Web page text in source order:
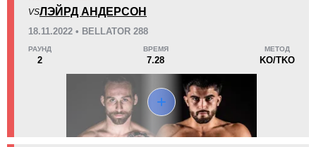
KO/TKO
1(33%)
1
6:15
Среднее время боя
22
Финиши в первом раунде
Статистика боев по организациям
VSЛЭЙРД АНДЕРСОН
18.11.2022 • BELLATOR 288
РАУНД
2
ВРЕМЯ
7.28
МЕТОД
KO/TKO